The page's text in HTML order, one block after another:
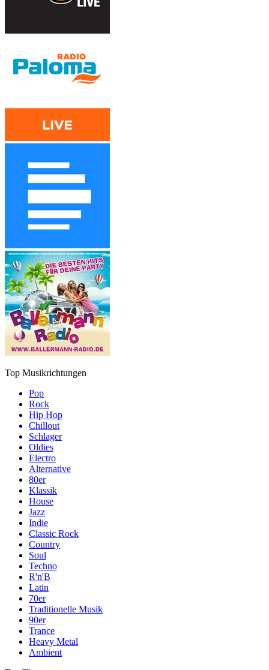
Top Musikrichtungen
Pop
Rock
Hip Hop
Chillout
Schlager
Oldies
Electro
Alternative
80er
Klassik
House
Jazz
Indie
Classic Rock
Country
Soul
Techno
R'n'B
Latin
70er
Traditionelle Musik
90er
Trance
Heavy Metal
Ambient